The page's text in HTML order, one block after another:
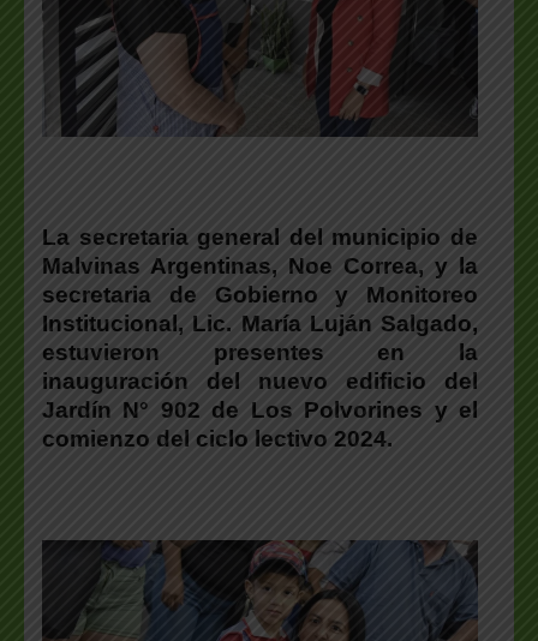
La secretaria general del municipio de
Malvinas Argentinas, Noe Correa, y la
secretaria de Gobierno y Monitoreo
Institucional, Lic. María Luján Salgado,
estuvieron presentes en la
inauguración del nuevo edificio del
Jardín N° 902 de Los Polvorines y el
comienzo del ciclo lectivo 2024.